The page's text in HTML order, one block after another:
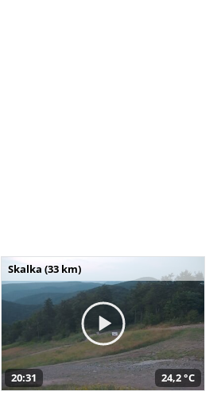
Skalka (33 km)
20:31 24,2 °C